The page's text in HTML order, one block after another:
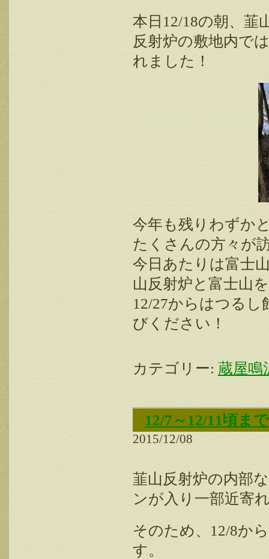
本日12/18の朝、韮
反射炉の敷地内で
れました！
今年も残りわずか
たくさんの方々が
今日あたりは富士
山反射炉と富士山
12/27からはつるし
びください！
カテゴリー: 蔵屋鳴
12/7～12/11頃ま
2015/12/08
韮山反射炉の内部
ンが入り一部近寄
そのため、12/8か
す。